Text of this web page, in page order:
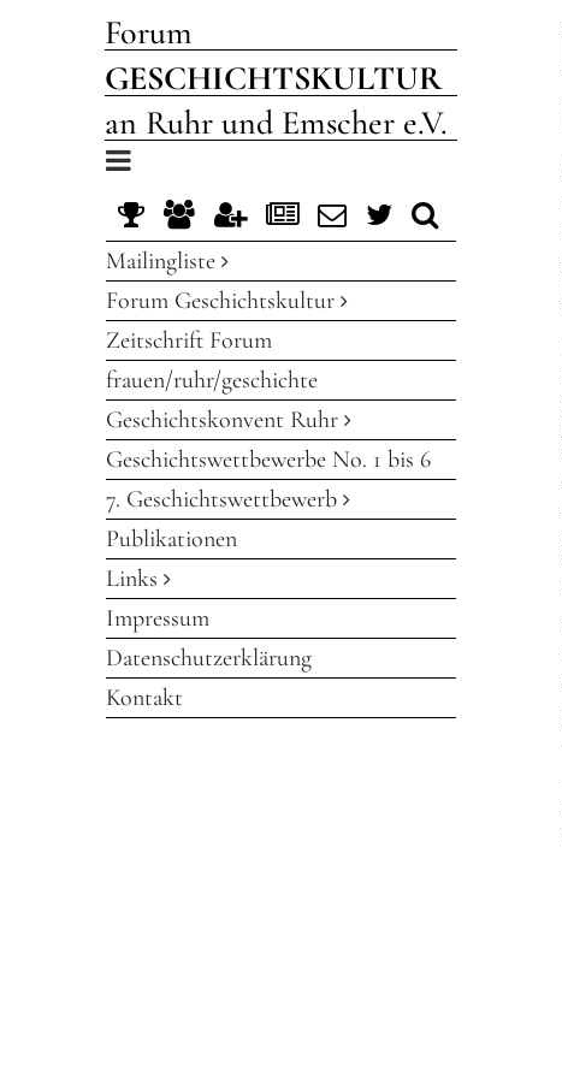
Forum
GESCHICHTSKULTUR
an Ruhr und Emscher e.V.
Toggle
navigation
Mailingliste
Forum Geschichtskultur
Zeitschrift Forum
frauen/ruhr/geschichte
Geschichtskonvent Ruhr
Geschichtswettbewerbe No. 1 bis 6
7. Geschichtswettbewerb
Publikationen
Links
Impressum
Datenschutzerklärung
Kontakt